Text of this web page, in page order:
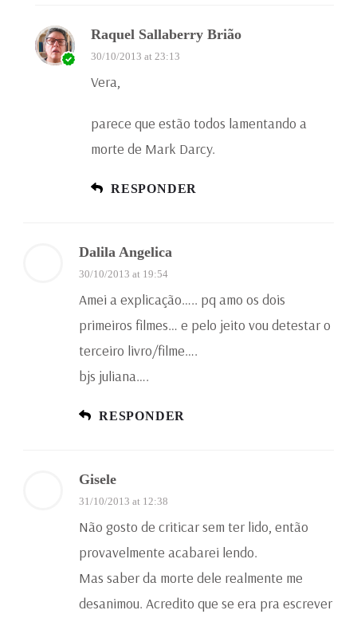
Raquel Sallaberry Brião
30/10/2013 at 23:13
Vera,
parece que estão todos lamentando a
morte de Mark Darcy.
RESPONDER
Dalila Angelica
30/10/2013 at 19:54
Amei a explicação….. pq amo os dois
primeiros filmes… e pelo jeito vou detestar o
terceiro livro/filme….
bjs juliana….
RESPONDER
Gisele
31/10/2013 at 12:38
Não gosto de criticar sem ter lido, então
provavelmente acabarei lendo.
Mas saber da morte dele realmente me
desanimou. Acredito que se era pra escrever